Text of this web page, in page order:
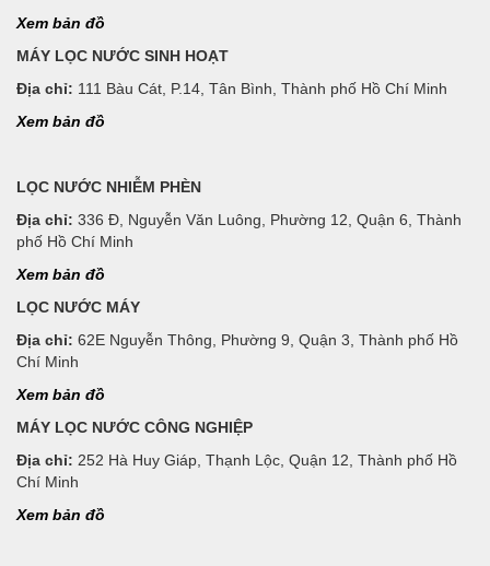
Xem bản đồ
MÁY LỌC NƯỚC SINH HOẠT
Địa chỉ: 111 Bàu Cát, P.14, Tân Bình, Thành phố Hồ Chí Minh
Xem bản đồ
LỌC NƯỚC NHIỄM PHÈN
Địa chỉ: 336 Đ, Nguyễn Văn Luông, Phường 12, Quận 6, Thành
phố Hồ Chí Minh
Xem bản đồ
LỌC NƯỚC MÁY
Địa chỉ: 62E Nguyễn Thông, Phường 9, Quận 3, Thành phố Hồ
Chí Minh
Xem bản đồ
MÁY LỌC NƯỚC CÔNG NGHIỆP
Địa chỉ: 252 Hà Huy Giáp, Thạnh Lộc, Quận 12, Thành phố Hồ
Chí Minh
Xem bản đồ